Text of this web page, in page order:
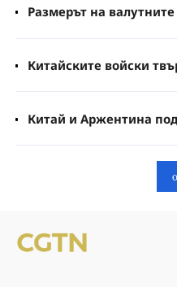
Размерът на
Китайските войски
Южнокитайско море
Китай и Аржентина